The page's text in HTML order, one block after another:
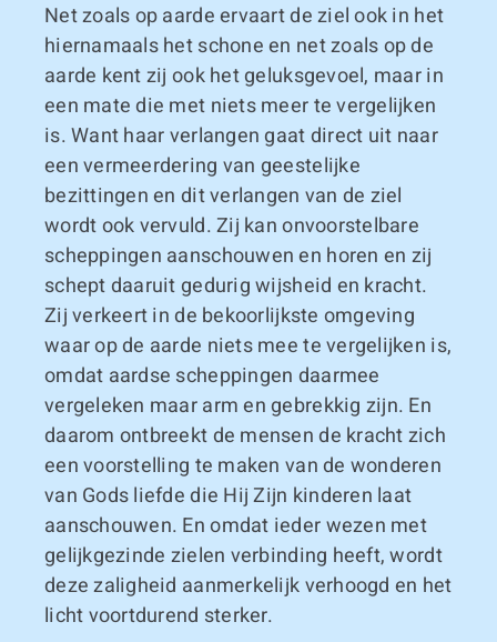
Net zoals op aarde ervaart de ziel ook in het
hiernamaals het schone en net zoals op de
aarde kent zij ook het geluksgevoel, maar in
een mate die met niets meer te vergelijken
is. Want haar verlangen gaat direct uit naar
een vermeerdering van geestelijke
bezittingen en dit verlangen van de ziel
wordt ook vervuld. Zij kan onvoorstelbare
scheppingen aanschouwen en horen en zij
schept daaruit gedurig wijsheid en kracht.
Zij verkeert in de bekoorlijkste omgeving
waar op de aarde niets mee te vergelijken is,
omdat aardse scheppingen daarmee
vergeleken maar arm en gebrekkig zijn. En
daarom ontbreekt de mensen de kracht zich
een voorstelling te maken van de wonderen
van Gods liefde die Hij Zijn kinderen laat
aanschouwen. En omdat ieder wezen met
gelijkgezinde zielen verbinding heeft, wordt
deze zaligheid aanmerkelijk verhoogd en het
licht voortdurend sterker.